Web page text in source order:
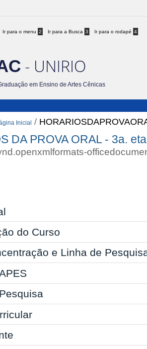
Ir para o menu 2 Ir para a Busca 3 Ir para o rodapé 4
- UNIRIO
em Ensino de Artes Cênicas
Inicial /
DA PROVA ORAL - 3a.
do Curso
e Linha de